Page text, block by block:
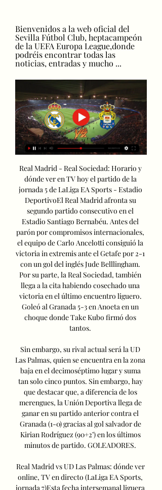
Bienvenidos a la web oficial del
Sevilla Fútbol Club, heptacampeón
de la UEFA Europa League,donde
podréis encontrar todas las
noticias, entradas y mucho ...
Real Madrid - Real Sociedad: Horario y
dónde ver en TV hoy el partido de la
jornada 5 de LaLiga EA Sports - Estadio
DeportivoEl Real Madrid afronta su
segundo partido consecutivo en el
Estadio Santiago Bernabéu. Antes del
parón por compromisos internacionales,
el equipo de Carlo Ancelotti consiguió la
victoria in extremis ante el Getafe por 2-1
con un gol del inglés Jude Belllingham.
Por su parte, la Real Sociedad, también
llega a la cita habiendo cosechado una
victoria en el último encuentro liguero.
Goleó al Granada 5-3 en Anoeta en un
choque donde Take Kubo firmó dos
tantos.
Sin embargo, su rival actual será la UD
Las Palmas, quien se encuentra en la zona
baja en el decimoséptimo lugar y suma
tan solo cinco puntos. Sin embargo, hay
que destacar que, a diferencia de los
merengues, la Unión Deportiva llega de
ganar en su partido anterior contra el
Granada (1-0) gracias al gol salvador de
Kirian Rodríguez (90+2’) en los últimos
minutos de partido. GOLEADORES.
Real Madrid vs UD Las Palmas: dónde ver
online, TV en directo (LaLiga EA Sports,
jornada 7)Esta fecha intersemanal liguera